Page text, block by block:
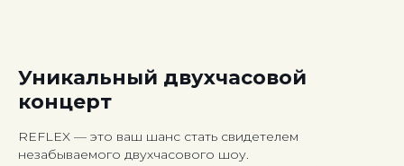
Уникальный двухчасовой
концерт
REFLEX — это ваш шанс стать свидетелем
незабываемого двухчасового шоу.